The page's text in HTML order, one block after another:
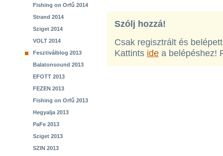
Fishing on Orfű 2014
Strand 2014
Sziget 2014
VOLT 2014
Fesztiválblog 2013
Balatonsound 2013
EFOTT 2013
FEZEN 2013
Fishing on Orfű 2013
Hegyalja 2013
PaFe 2013
Sziget 2013
SZIN 2013
Szólj hozzá!
Csak regisztrált és
Kattints ide a belépéshez!